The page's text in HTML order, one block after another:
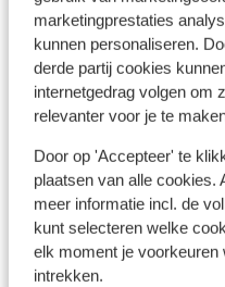
marketingprestaties
kunnen personaliseren.
derde partij cookies
internetgedrag volgen om
relevanter voor je te
Door op 'Accepteer' te
plaatsen van alle cookies.
meer informatie incl. de
kunt selecteren welke
elk moment je voorkeuren
intrekken.
Geen lichtinval. Een
vieze balkon met
Badkamer had
douche cabine. Ook
dagen een dode kraai
We hebben dit gemeld
niemand langskomen
nogmaals. Ligging is
meer comfort en een
je hier niet boeken.
Geen lichtinval. Een
vieze balkon met
Badkamer had
douche cabine....meer
Anoniem
Met partner
Bekijk
Ook interessant